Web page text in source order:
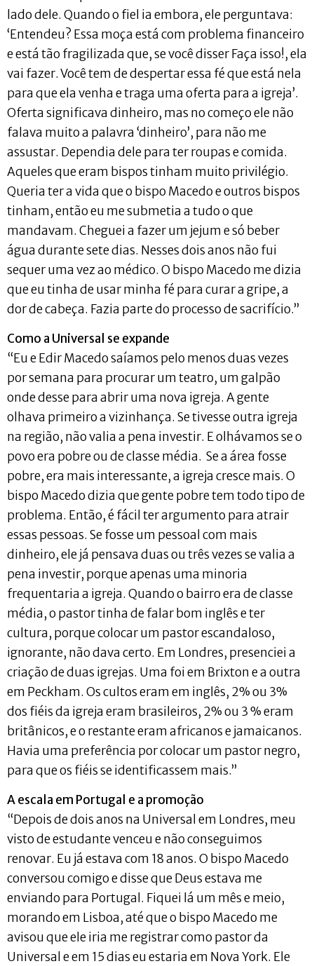
lado dele. Quando o fiel ia embora, ele perguntava:
‘Entendeu? Essa moça está com problema financeiro
e está tão fragilizada que, se você disser Faça isso!, ela
vai fazer. Você tem de despertar essa fé que está nela
para que ela venha e traga uma oferta para a igreja’.
Oferta significava dinheiro, mas no começo ele não
falava muito a palavra ‘dinheiro’, para não me
assustar. Dependia dele para ter roupas e comida.
Aqueles que eram bispos tinham muito privilégio.
Queria ter a vida que o bispo Macedo e outros bispos
tinham, então eu me submetia a tudo o que
mandavam. Cheguei a fazer um jejum e só beber
água durante sete dias. Nesses dois anos não fui
sequer uma vez ao médico. O bispo Macedo me dizia
que eu tinha de usar minha fé para curar a gripe, a
dor de cabeça. Fazia parte do processo de sacrifício.”
Como a Universal se expande
“Eu e Edir Macedo saíamos pelo menos duas vezes
por semana para procurar um teatro, um galpão
onde desse para abrir uma nova igreja. A gente
olhava primeiro a vizinhança. Se tivesse outra igreja
na região, não valia a pena investir. E olhávamos se o
povo era pobre ou de classe média. Se a área fosse
pobre, era mais interessante, a igreja cresce mais. O
bispo Macedo dizia que gente pobre tem todo tipo de
problema. Então, é fácil ter argumento para atrair
essas pessoas. Se fosse um pessoal com mais
dinheiro, ele já pensava duas ou três vezes se valia a
pena investir, porque apenas uma minoria
frequentaria a igreja. Quando o bairro era de classe
média, o pastor tinha de falar bom inglês e ter
cultura, porque colocar um pastor escandaloso,
ignorante, não dava certo. Em Londres, presenciei a
criação de duas igrejas. Uma foi em Brixton e a outra
em Peckham. Os cultos eram em inglês, 2% ou 3%
dos fiéis da igreja eram brasileiros, 2% ou 3 % eram
britânicos, e o restante eram africanos e jamaicanos.
Havia uma preferência por colocar um pastor negro,
para que os fiéis se identificassem mais.”
A escala em Portugal e a promoção
“Depois de dois anos na Universal em Londres, meu
visto de estudante venceu e não conseguimos
renovar. Eu já estava com 18 anos. O bispo Macedo
conversou comigo e disse que Deus estava me
enviando para Portugal. Fiquei lá um mês e meio,
morando em Lisboa, até que o bispo Macedo me
avisou que ele iria me registrar como pastor da
Universal e em 15 dias eu estaria em Nova York. Ele